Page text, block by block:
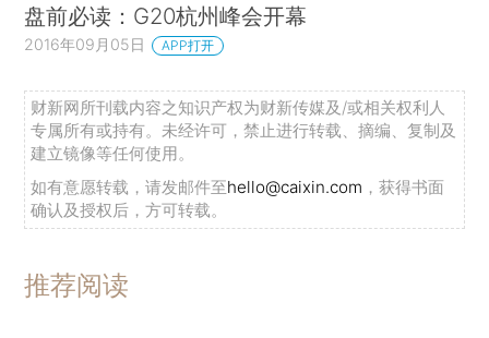
盘前必读：G20杭州峰会开幕
2016年09月05日 APP打开
财新网所刊载内容之知识产权为财新传媒及/或相关权利人
专属所有或持有。未经许可，禁止进行转载、摘编、复制及
建立镜像等任何使用。
如有意愿转载，请发邮件至hello@caixin.com ，获得书面
确认及授权后，方可转载。
推荐阅读